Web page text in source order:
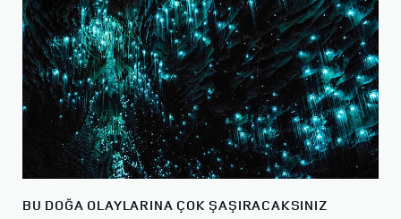
BU DOĞA OLAYLARINA ÇOK ŞAŞIRACAKSINIZ